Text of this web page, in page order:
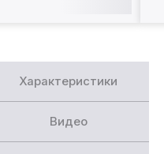
Характеристики
Видео